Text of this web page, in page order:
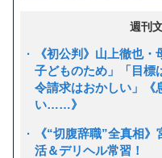
週刊
《初公判》山上徹也
子どものため」「目標
令請求はおかしい」《
い……》
《“切腹辞職”全真相
活＆デリヘル常習！